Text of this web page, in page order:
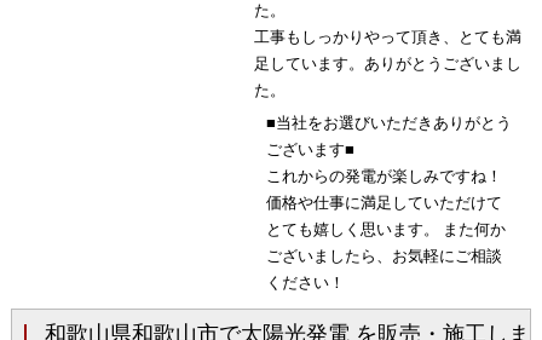
た。
工事もしっかりやって頂き、とても満
足しています。ありがとうございまし
た。
■当社をお選びいただきありがとう
ございます■
これからの発電が楽しみですね！
価格や仕事に満足していただけて
とても嬉しく思います。 また何か
ございましたら、お気軽にご相談
ください！
和歌山県和歌山市で太陽光発電 を販売・施工しま